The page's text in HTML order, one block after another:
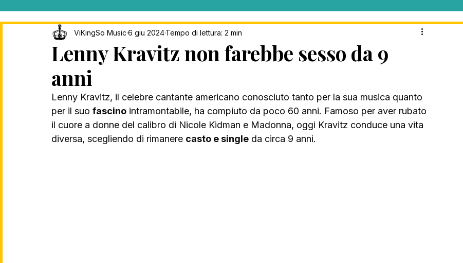
Interviste ViKingSo Music MENTAL BLOG MUSIC
Song Of The Week
Lenny Kravitz non farebbe sesso da 9
anni
ViKingSo Music 6 giu 2024Tempo di lettura: 2 min
Lenny Kravitz, il celebre cantante americano conosciuto tanto per la sua musica quanto
per il suo fascino intramontabile, ha compiuto da poco 60 anni. Famoso per aver rubato
il cuore a donne del calibro di Nicole Kidman e Madonna, oggi Kravitz conduce una vita
diversa, scegliendo di rimanere casto e single da circa 9 anni.